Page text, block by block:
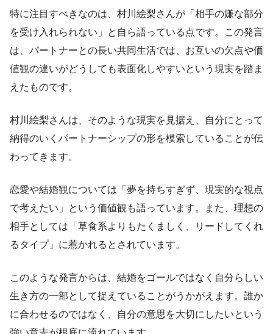
特に注目すべきなのは、村川絵梨さんが「相手の嫌な部分
を受け入れられない」と自ら語っている点です。この発言
は、パートナーとの長い共同生活では、お互いの欠点や価
値観の違いがどうしても表面化しやすいという現実を踏ま
えたものです。
村川絵梨さんは、そのような現実を見据え、自分にとって
納得のいくパートナーシップの形を模索していることが伝
わってきます。
恋愛や結婚観については「夢を持ちすぎず、現実的な視点
で考えたい」という価値観も語っています。また、理想の
相手としては「草食系よりもたくましく、リードしてくれ
るタイプ」に惹かれるとされています。
このような発言からは、結婚をゴールではなく自分らしい
生き方の一部として捉えていることがうかがえます。誰か
に合わせるのではなく、自分の意思を大切にしたいという